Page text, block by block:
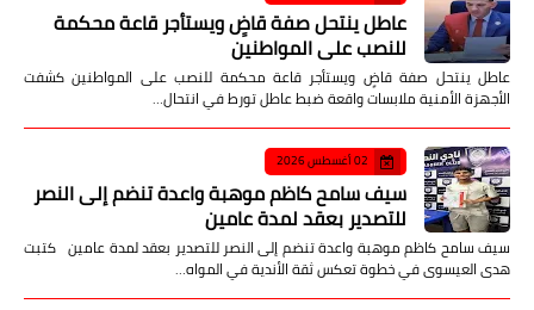
عاطل ينتحل صفة قاضٍ ويستأجر قاعة محكمة
للنصب على المواطنين
عاطل ينتحل صفة قاضٍ ويستأجر قاعة محكمة للنصب على المواطنين كشفت
الأجهزة الأمنية ملابسات واقعة ضبط عاطل تورط في انتحال…
02 أغسطس 2026
سيف سامح كاظم موهبة واعدة تنضم إلى النصر
للتصدير بعقد لمدة عامين
سيف سامح كاظم موهبة واعدة تنضم إلى النصر للتصدير بعقد لمدة عامين كتبت
هدى العيسوى في خطوة تعكس ثقة الأندية في المواه…